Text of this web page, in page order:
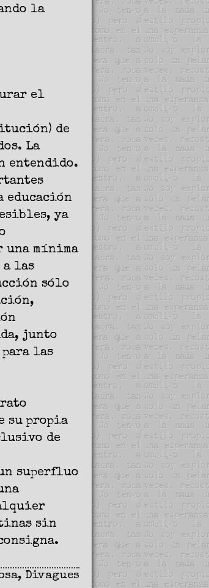
la
el
de
La
entendido.
educación
ya
mínima
a las
sólo
junto
las
su propia
de
superfluo
sin
, Divagues